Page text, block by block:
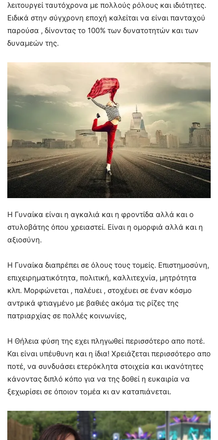
λειτουργεί ταυτόχρονα με πολλούς ρόλους και ιδιότητες.
Ειδικά στην σύγχρονη εποχή καλείται να είναι πανταχού
παρούσα , δίνοντας το 100% των δυνατοτητών και των
δυναμεών της.
Η Γυναίκα είναι η αγκαλιά και η φροντίδα αλλά και ο
στυλοβάτης όπου χρειαστεί. Είναι η ομορφιά αλλά και η
αξιοσύνη.
Η Γυναίκα διαπρέπει σε όλους τους τομείς. Επιστημοσύνη,
επιχειρηματικότητα, πολιτική, καλλιτεχνία, μητρότητα
κλπ. Μορφώνεται , παλέυει , στοχέυει σε έναν κόσμο
αντρικά φτιαγμένο με βαθιές ακόμα τις ρίζες της
πατριαρχίας σε πολλές κοινωνίες,
Η Θήλεια φύση της εχει πληγωθεί περισσότερο απο ποτέ.
Και είναι υπέυθυνη και η ίδια! Χρειάζεται περισσότερο απο
ποτέ, να συνδυάσει ετερόκλητα στοιχεία και ικανότητες
κάνοντας διπλό κόπο για να της δοθεί η ευκαιρία να
ξεχωρίσει σε όποιον τομέα κι αν καταπιάνεται.